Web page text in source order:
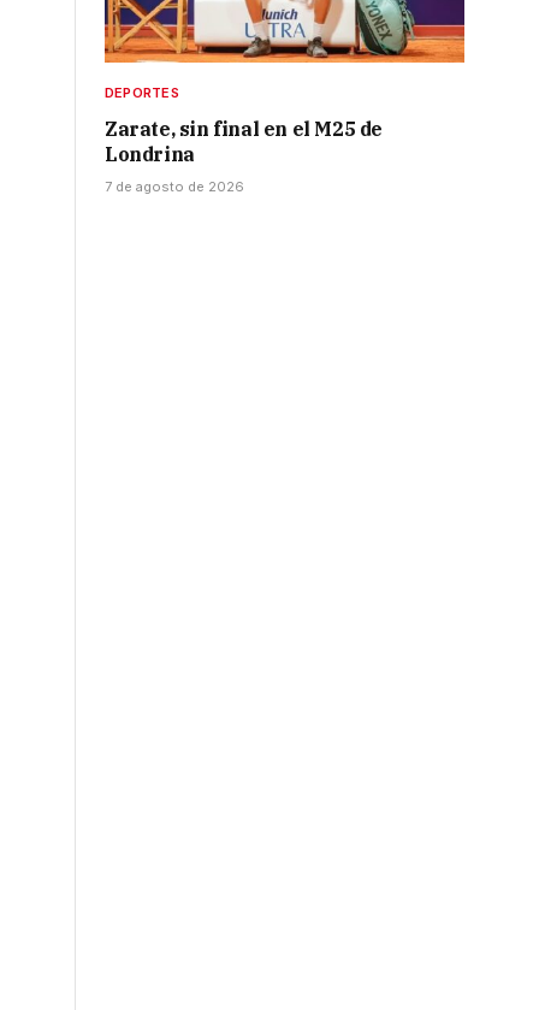
DEPORTES
Zarate, sin final en el M25 de
Londrina
7 de agosto de 2026